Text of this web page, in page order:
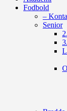
Fodbold
–
Senior